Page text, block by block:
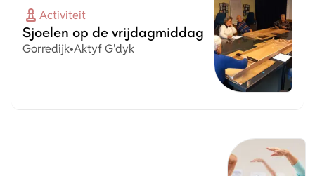
Activiteit
Sjoelen op de vrijdagmiddag
Plaats
Gorredijk•Organisatie
Aktyf G'dyk